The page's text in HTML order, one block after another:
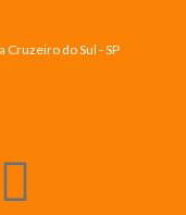
Cruzeiro do Sul - SP